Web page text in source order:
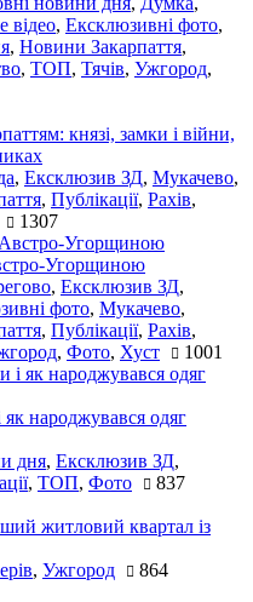
відео, Ексклюзивні фото,
, Новини Закарпаття,
, ТОП, Тячів, Ужгород,
князі, замки і війни,
, Ексклюзив ЗД, Мукачево,
, Публікації, Рахів,
1307
Угорщиною
, Ексклюзив ЗД,
фото, Мукачево,
, Публікації, Рахів,
, Фото, Хуст 1001
як народжувався одяг
дня, Ексклюзив ЗД,
, ТОП, Фото 837
житловий квартал із
, Ужгород 864